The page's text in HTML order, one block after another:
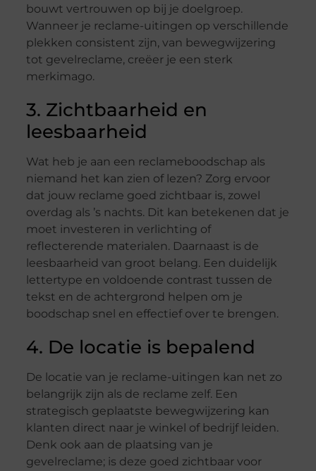
bouwt vertrouwen op bij je doelgroep.
Wanneer je reclame-uitingen op verschillende
plekken consistent zijn, van bewegwijzering
tot gevelreclame, creëer je een sterk
merkimago.
3. Zichtbaarheid en
leesbaarheid
Wat heb je aan een reclameboodschap als
niemand het kan zien of lezen? Zorg ervoor
dat jouw reclame goed zichtbaar is, zowel
overdag als ’s nachts. Dit kan betekenen dat je
moet investeren in verlichting of
reflecterende materialen. Daarnaast is de
leesbaarheid van groot belang. Een duidelijk
lettertype en voldoende contrast tussen de
tekst en de achtergrond helpen om je
boodschap snel en effectief over te brengen.
4. De locatie is bepalend
De locatie van je reclame-uitingen kan net zo
belangrijk zijn als de reclame zelf. Een
strategisch geplaatste bewegwijzering kan
klanten direct naar je winkel of bedrijf leiden.
Denk ook aan de plaatsing van je
gevelreclame; is deze goed zichtbaar voor